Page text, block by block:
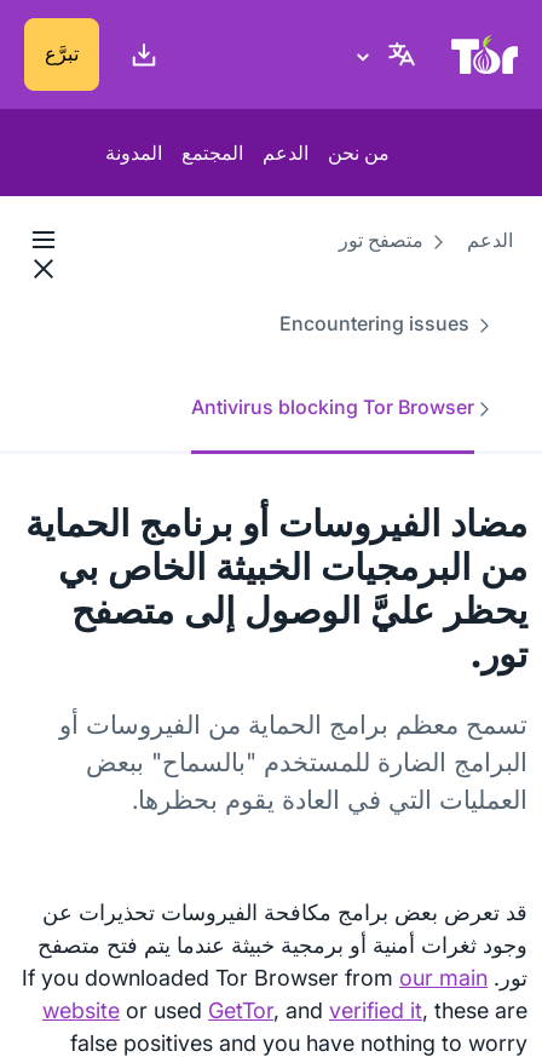
موقع Tor Project تبرَّع
من نحن الدعم المجتمع المدونة
الدعم متصفح تور
Encountering issues
Antivirus blocking Tor Browser
مضاد الفيروسات أو برنامج الحماية
من البرمجيات الخبيثة الخاص بي
يحظر عليَّ الوصول إلى متصفح
تور.
تسمح معظم برامج الحماية من الفيروسات أو
البرامج الضارة للمستخدم "بالسماح" ببعض
العمليات التي في العادة يقوم بحظرها.
قد تعرض بعض برامج مكافحة الفيروسات تحذيرات عن
وجود ثغرات أمنية أو برمجية خبيثة عندما يتم فتح متصفح
تور. If you downloaded Tor Browser from our main
website or used GetTor, and verified it, these are
false positives and you have nothing to worry